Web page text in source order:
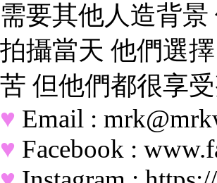
需要其他人造背
拍攝當天 他們選
苦 但他們都很享
♥ Email :
♥ Facebook :